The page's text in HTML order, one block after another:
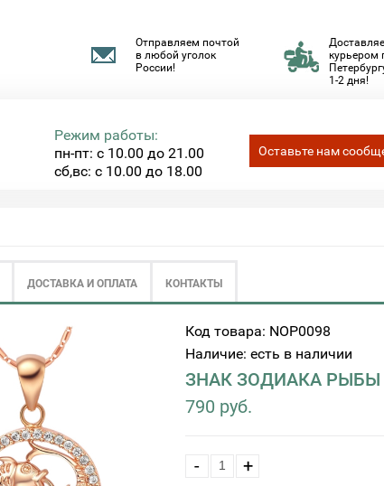
курьером
1-2 дня!
Отправляем почтой
в любой уголок
России!
Режим работы:
пн-пт: с 10.00 до 21.00
сб,вс: с 10.00 до 18.00
Оставьте нам
ДОСТАВКА И ОПЛАТА КОНТАКТЫ
Код товара: NOP0098
Наличие: есть в наличии
ЗНАК ЗОДИАКА РЫБЫ
790 руб.
- +